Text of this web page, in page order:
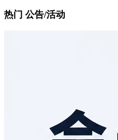
热门 公告/活动